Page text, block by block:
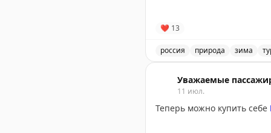
лодочными прогулками
отдыхом, а зимой — ради
Парк находится
Добраться сюда можно на
Сортавалой и парком.
❤ 13
россия природа зима
Уважаемые
11 июл.
Теперь можно купить себе